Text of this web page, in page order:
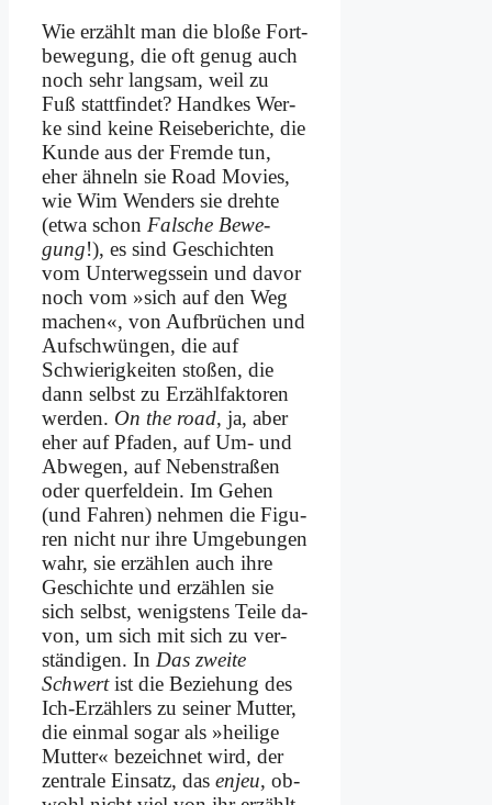
Wie er­zählt man die blo­ße Fort­
be­we­gung, die oft ge­nug auch
noch sehr lang­sam, weil zu
Fuß statt­fin­det? Hand­kes Wer­
ke sind kei­ne Rei­se­be­rich­te, die
Kun­de aus der Frem­de tun,
eher äh­neln sie Road Mo­vies,
wie Wim Wen­ders sie dreh­te
(et­wa schon Fal­sche Be­we­
gung!), es sind Ge­schich­ten
vom Un­ter­wegs­sein und da­vor
noch vom »sich auf den Weg
ma­chen«, von Auf­brü­chen und
Auf­schwün­gen, die auf
Schwie­rig­kei­ten sto­ßen, die
dann selbst zu Er­zähl­fak­to­ren
wer­den. On the road, ja, aber
eher auf Pfa­den, auf Um- und
Ab­we­gen, auf Ne­ben­stra­ßen
oder quer­feld­ein. Im Ge­hen
(und Fah­ren) neh­men die Fi­gu­
ren nicht nur ih­re Um­ge­bun­gen
wahr, sie er­zäh­len auch ih­re
Ge­schich­te und er­zäh­len sie
sich selbst, we­nig­stens Tei­le da­
von, um sich mit sich zu ver­
stän­di­gen. In Das zwei­te
Schwertist die Be­zie­hung des
Ich-Er­zäh­lers zu sei­ner Mut­ter,
die ein­mal so­gar als »hei­li­ge
Mut­ter« be­zeich­net wird, der
zen­tra­le Ein­satz, das en­jeu, ob­